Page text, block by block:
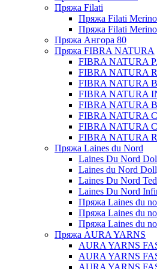
Пряжа Filati
Пряжа Filati
Пряжа Filati
Пряжа Ангора 80
Пряжа FIBRA NATURA
FIBRA NATURA
FIBRA NATURA
FIBRA NATURA
FIBRA NATURA
FIBRA NATURA
FIBRA NATURA
FIBRA NATURA
FIBRA NATURA
Пряжа Laines du Nord
Laines Du Nord
Laines du Nord
Laines Du Nord
Laines Du Nord
Пряжа Laines du
Пряжа Laines du
Пряжа Laines du
Пряжа AURA YARNS
AURA YARNS
AURA YARNS
AURA YARNS